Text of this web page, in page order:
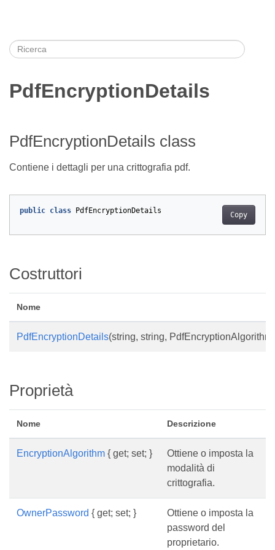
PdfEncryptionDetails
PdfEncryptionDetails class
Contiene i dettagli per una crittografia pdf.
Copy
public class PdfEncryptionDetails
Costruttori
Nome
PdfEncryptionDetails(string, string, PdfEncryptionAlgorithm)
Proprietà
Nome Descrizione
EncryptionAlgorithm { get; set; }
Ottiene o imposta la
modalità di
crittografia.
OwnerPassword { get; set; }
Ottiene o imposta la
password del
proprietario.